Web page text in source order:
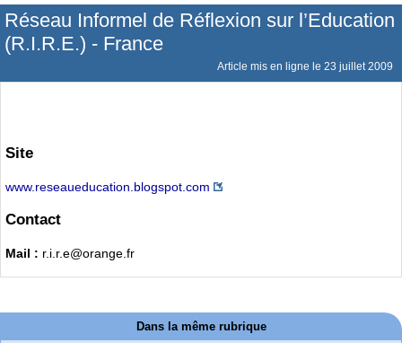
Réseau Informel de Réflexion sur l’Education
(R.I.R.E.) - France
Article mis en ligne le 23 juillet 2009
Site
www.reseaueducation.blogspot.com
Contact
Mail : r.i.r.e@orange.fr
Dans la même rubrique